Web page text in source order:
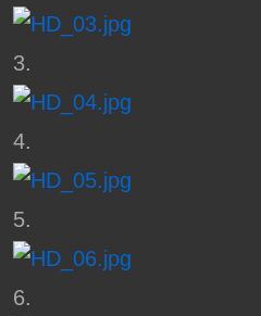
3.
4.
5.
6.